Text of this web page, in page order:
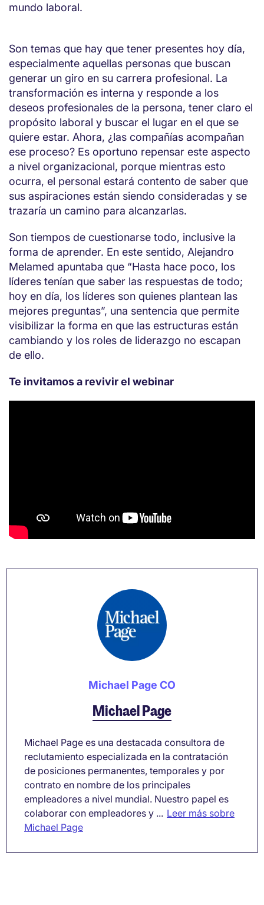
mundo laboral.
Son temas que hay que tener presentes hoy día,
especialmente aquellas personas que buscan
generar un giro en su carrera profesional. La
transformación es interna y responde a los
deseos profesionales de la persona, tener claro el
propósito laboral y buscar el lugar en el que se
quiere estar. Ahora, ¿las compañías acompañan
ese proceso? Es oportuno repensar este aspecto
a nivel organizacional, porque mientras esto
ocurra, el personal estará contento de saber que
sus aspiraciones están siendo consideradas y se
trazaría un camino para alcanzarlas.
Son tiempos de cuestionarse todo, inclusive la
forma de aprender. En este sentido, Alejandro
Melamed apuntaba que “Hasta hace poco, los
líderes tenían que saber las respuestas de todo;
hoy en día, los líderes son quienes plantean las
mejores preguntas”, una sentencia que permite
visibilizar la forma en que las estructuras están
cambiando y los roles de liderazgo no escapan
de ello.
Te invitamos a revivir el webinar
Michael Page CO
Michael Page
Michael Page es una destacada consultora de
reclutamiento especializada en la contratación
de posiciones permanentes, temporales y por
contrato en nombre de los principales
empleadores a nivel mundial. Nuestro papel es
colaborar con empleadores y ... Leer más sobre
Michael Page